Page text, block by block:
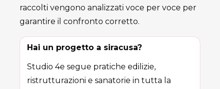
raccolti vengono analizzati voce per voce per
garantire il confronto corretto.
Hai un progetto a siracusa?
Studio 4e segue pratiche edilizie,
ristrutturazioni e sanatorie in tutta la